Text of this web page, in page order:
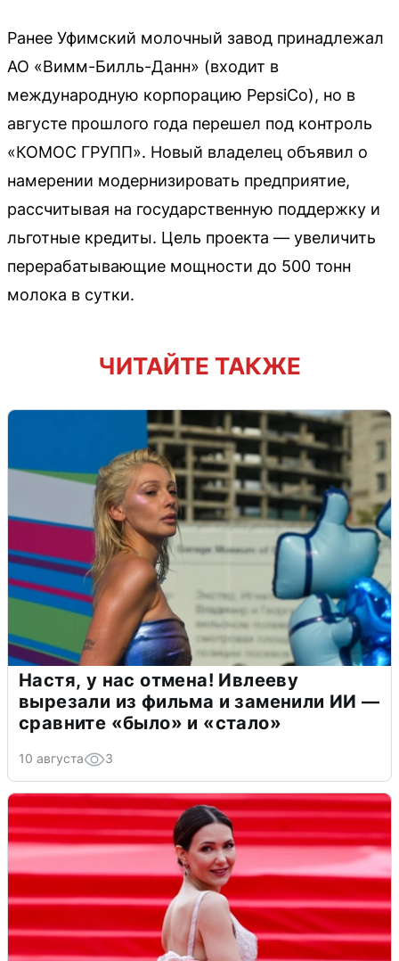
Ранее Уфимский молочный завод принадлежал
АО «Вимм-Билль-Данн» (входит в
международную корпорацию PepsiCo), но в
августе прошлого года перешел под контроль
«КОМОС ГРУПП». Новый владелец объявил о
намерении модернизировать предприятие,
рассчитывая на государственную поддержку и
льготные кредиты. Цель проекта — увеличить
перерабатывающие мощности до 500 тонн
молока в сутки.
ЧИТАЙТЕ ТАКЖЕ
Настя, у нас отмена! Ивлееву
вырезали из фильма и заменили ИИ —
сравните «было» и «стало»
10 августа 3